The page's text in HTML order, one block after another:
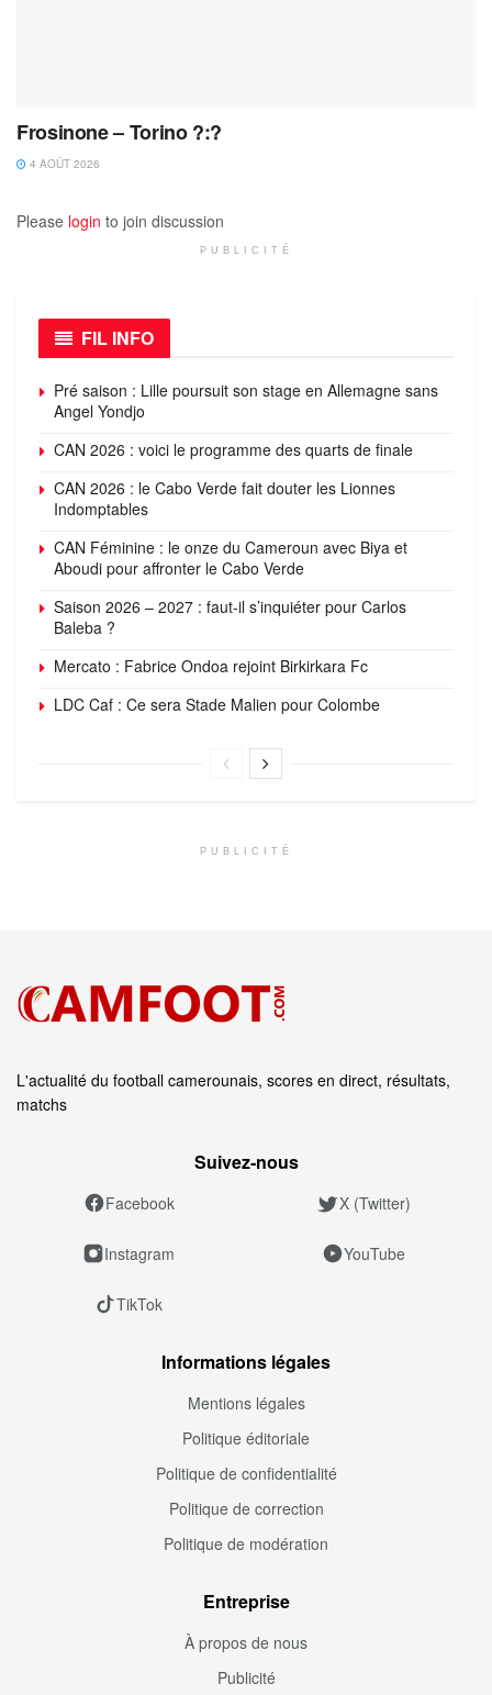
Frosinone – Torino ?:?
4 AOÛT 2026
Please login to join discussion
PUBLICITÉ
FIL INFO
Pré saison : Lille poursuit son stage en Allemagne sans
Angel Yondjo
CAN 2026 : voici le programme des quarts de finale
CAN 2026 : le Cabo Verde fait douter les Lionnes
Indomptables
CAN Féminine : le onze du Cameroun avec Biya et
Aboudi pour affronter le Cabo Verde
Saison 2026 – 2027 : faut-il s’inquiéter pour Carlos
Baleba ?
Mercato : Fabrice Ondoa rejoint Birkirkara Fc
LDC Caf : Ce sera Stade Malien pour Colombe
PUBLICITÉ
L'actualité du football camerounais, scores en direct, résultats,
matchs
Suivez‑nous
Facebook X (Twitter)
Instagram YouTube
TikTok
Informations légales
Mentions légales
Politique éditoriale
Politique de confidentialité
Politique de correction
Politique de modération
Entreprise
À propos de nous
Publicité